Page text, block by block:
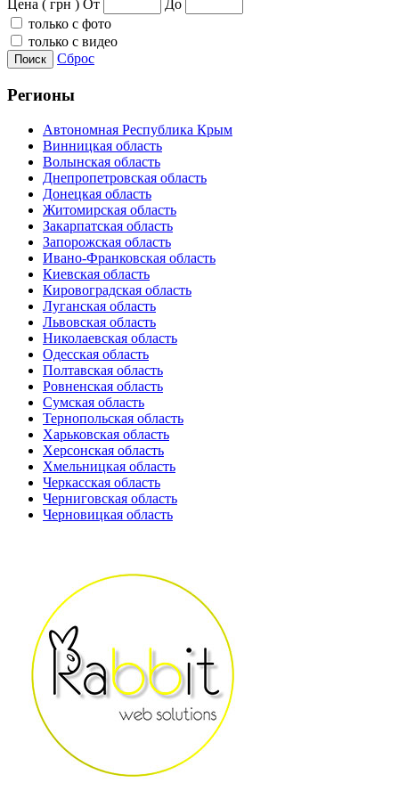
Цена ( грн ) От
До
только с фото
только с видео
Поиск Сброс
Регионы
Автономная Республика Крым
Винницкая область
Волынская область
Днепропетровская область
Донецкая область
Житомирская область
Закарпатская область
Запорожская область
Ивано-Франковская область
Киевская область
Кировоградская область
Луганская область
Львовская область
Николаевская область
Одесская область
Полтавская область
Ровненская область
Сумская область
Тернопольская область
Харьковская область
Херсонская область
Хмельницкая область
Черкасская область
Черниговская область
Черновицкая область